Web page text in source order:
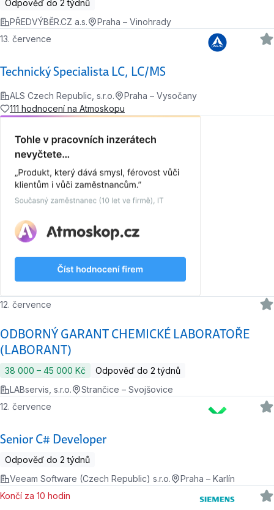
Odpověď do 2 týdnů
PŘEDVÝBĚR.CZ a.s.
Praha – Vinohrady
Technický Specialista LC, LC/MS
13. července
ALS Czech Republic, s.r.o.
Praha – Vysočany
111 hodnocení na Atmoskopu
ODBORNÝ GARANT CHEMICKÉ LABORATOŘE
(LABORANT)
12. července
38 000 ‍–‍ 45 000 Kč
Odpověď do 2 týdnů
LABservis, s.r.o.
Strančice – Svojšovice
Senior C# Developer
12. července
Odpověď do 2 týdnů
Veeam Software (Czech Republic) s.r.o.
Praha – Karlín
Končí za 10 hodin